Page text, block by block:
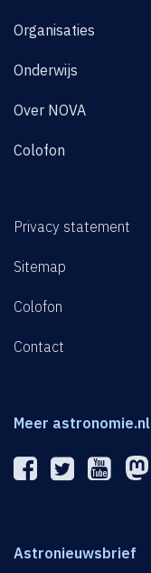
Organisaties
Onderwijs
Over NOVA
Colofon
Privacy statement
Sitemap
Colofon
Contact
Meer astronomie.nl
Astronieuwsbrief